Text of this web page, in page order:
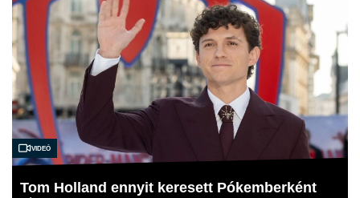
Videó
Tom Holland ennyit keresett Pókemberként